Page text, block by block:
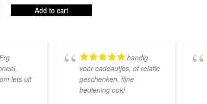
Add to cart
iets uit
handig .
voor cadeautjes, of relatie
geschenken. fijne
bediening ook!